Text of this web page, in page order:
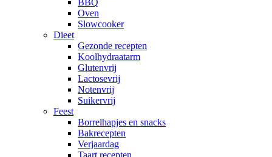
BBQ
Oven
Slowcooker
Dieet
Gezonde recepten
Koolhydraatarm
Glutenvrij
Lactosevrij
Notenvrij
Suikervrij
Feest
Borrelhapjes en snacks
Bakrecepten
Verjaardag
Taart recepten